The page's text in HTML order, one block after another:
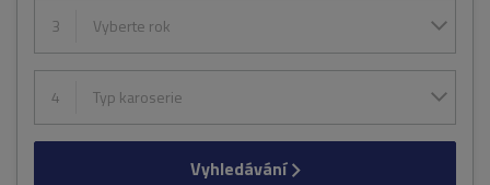
3 Vyberte rok
4 Typ karoserie
Vyhledávání